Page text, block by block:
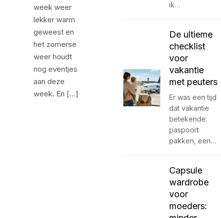
week weer
lekker warm
geweest en
het zomerse
weer houdt
nog eventjes
aan deze
week. En […]
ik…
De ultieme
checklist
voor
vakantie
met peuters
Er was een tijd
dat vakantie
betekende:
paspoort
pakken, een…
Capsule
wardrobe
voor
moeders: